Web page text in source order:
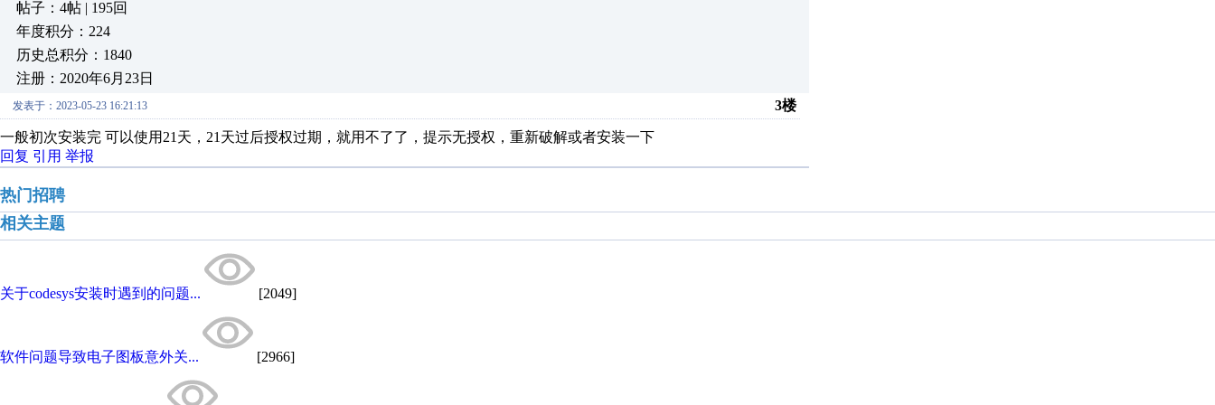
帖子：4帖 | 195回
年度积分：224
历史总积分：1840
注册：2020年6月23日
发表于：2023-05-23 16:21:13 3楼
一般初次安装完 可以使用21天，21天过后授权过期，就用不了了，提示无授权，重新破解或者安装一下
回复 引用 举报
热门招聘
相关主题
关于codesys安装时遇到的问题... [2049]
软件问题导致电子图板意外关... [2966]